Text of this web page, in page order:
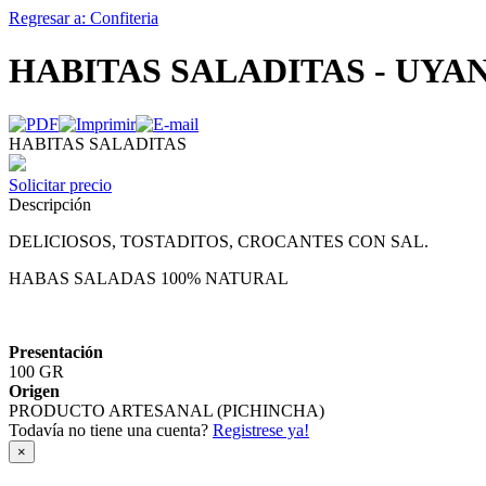
Regresar a: Confiteria
HABITAS SALADITAS -
HABITAS SALADITAS
Solicitar precio
Descripción
DELICIOSOS, TOSTADITOS, CROCANTES CON SAL.
HABAS SALADAS 100% NATURAL
Presentación
100 GR
Origen
PRODUCTO ARTESANAL (PICHINCHA)
Todavía no tiene una cuenta? Registrese ya!
×